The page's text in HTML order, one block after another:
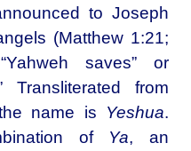
to Joseph
(Matthew 1:21;
saves” or
Transliterated from
name is Yeshua.
of Ya, an